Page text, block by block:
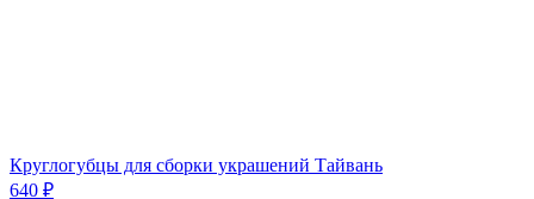
Круглогубцы для сборки украшений Тайвань
640 ₽